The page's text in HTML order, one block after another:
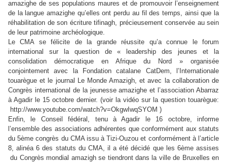
amazighe de ses populations maures et de promouvoir l’enseignement
de la langue amazighe qu’elles ont perdu au fil des temps, ainsi que la
réhabilitation de son écriture tifinagh, précieusement conservée au sein
de leur patrimoine archéologique.
Le CMA se félicite de la grande réussite qu’a connue le forum
international sur la question de « leadership des jeunes et la
consolidation démocratique en Afrique du Nord » organisée
conjointement avec la Fondation catalane CatDem, l’Internationale
touarègue et le journal Le Monde Amazigh, et avec la collaboration de
Congrès international de la jeunesse amazighe et l’association Abarraz
à Agadir le 15 octobre dernier. (voir la vidéo sur la question touarègue:
http://www.youtube.com/watch?v=OkgwIwqSYOM )
Enfin, le Conseil fédéral, tenu à Agadir le 16 octobre, informe
l’ensemble des associations adhérentes que conformément aux statuts
du 5ème congrès du CMA issu à Tizi-Ouzou et conformément à l’article
8, alinéa 6 des statuts du CMA, il a été décidé que les 6ème assises
du Congrès mondial amazigh se tiendront dans la ville de Bruxelles en